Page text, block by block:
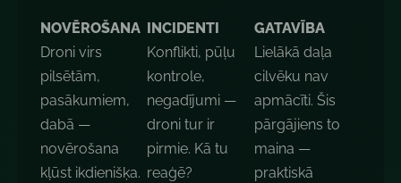
NOVĒROŠANA
Droni virs
pilsētām,
pasākumiem,
dabā —
novērošana
kļūst ikdienišķa.
INCIDENTI
Konflikti, pūļu
kontrole,
negadījumi —
droni tur ir
pirmie. Kā tu
reaģē?
GATAVĪBA
Lielākā daļa
cilvēku nav
apmācīti. Šis
pārgājiens to
maina —
praktiskā